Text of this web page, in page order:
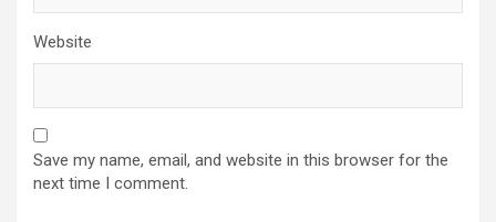
Website
Save my name, email, and website in this browser for the
next time I comment.